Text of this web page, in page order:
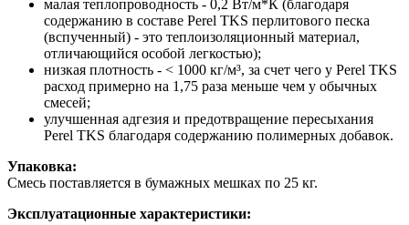
малая теплопроводность - 0,2 Вт/м*К (благодаря
содержанию в составе Perel TKS перлитового песка
(вспученный) - это теплоизоляционный материал,
отличающийся особой легкостью);
низкая плотность - < 1000 кг/м³, за счет чего у Perel TKS
расход примерно на 1,75 раза меньше чем у обычных
смесей;
улучшенная адгезия и предотвращение пересыхания
Perel TKS благодаря содержанию полимерных добавок.
Упаковка:
Смесь поставляется в бумажных мешках по 25 кг.
Эксплуатационные характеристики: